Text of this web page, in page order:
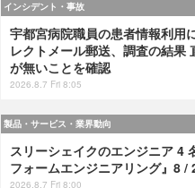
インシデント・事故
宇都宮病院職員の患者情報利用
レクトメール郵送、調査の結果
が無いことを確認
2026.8.7 Fri 8:05
製品・サービス・業界動向
スリーシェイクのエンジニア 4
フォームエンジニアリング』8 /
2026.8.7 Fri 8:00